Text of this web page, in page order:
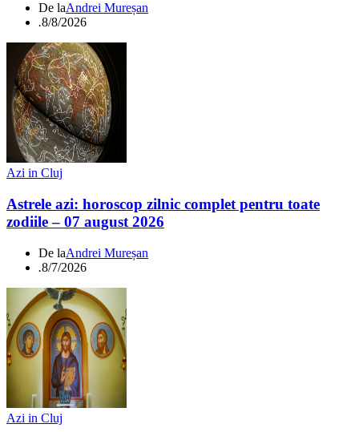
De laAndrei Mureșan
.8/8/2026
Azi in Cluj
Astrele azi: horoscop zilnic complet pentru toate
zodiile – 07 august 2026
De laAndrei Mureșan
.8/7/2026
Azi in Cluj